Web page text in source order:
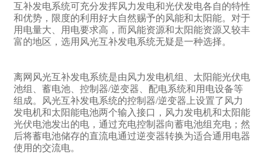
互补发电系统可充分发挥风力发电和光伏发电各自的特性
和优势，限度的利用好大自然赐予的风能和太阳能。对于
用电量大、用电要求高，而风能资源和太阳能资源又较丰
富的地区，选用风光互补发电系统无疑是一种选择。
离网风光互补发电系统是由风力发电机组、太阳能光伏电
池组、蓄电池、控制器/逆变器、配电系统和用电设备等
组成。风光互补发电系统的控制器/逆变器上设置了风力
发电机和太阳能电池两个输入接口，风力发电机和太阳能
光伏电池发出的电，通过充电控制器向蓄电池组充电；然
后将蓄电池储存的直流电通过逆变器转换为适合通用电器
使用的交流电。